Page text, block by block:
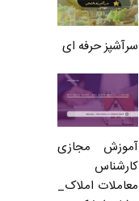
سرآشپز حرفه ای
آموزش مجازی
کارشناس
معاملات املاک_